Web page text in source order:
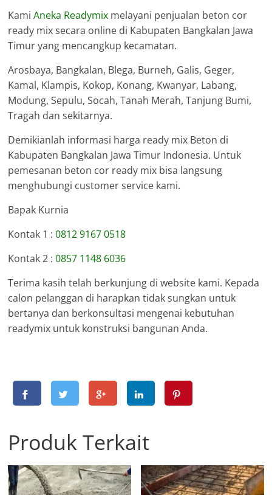
KamiAneka Readymix melayani penjualan beton cor
ready mix secara online di Kabupaten Bangkalan Jawa
Timur yang mencangkup kecamatan.
Arosbaya, Bangkalan, Blega, Burneh, Galis, Geger,
Kamal, Klampis, Kokop, Konang, Kwanyar, Labang,
Modung, Sepulu, Socah, Tanah Merah, Tanjung Bumi,
Tragah dan sekitarnya.
Demikianlah informasi harga ready mix Beton di
Kabupaten Bangkalan Jawa Timur Indonesia. Untuk
pemesanan beton cor ready mix bisa langsung
menghubungi customer service kami.
Bapak Kurnia
Kontak 1 :0812 9167 0518
Kontak 2 :0857 1148 6036
Terima kasih telah berkunjung di website kami. Kepada
calon pelanggan di harapkan tidak sungkan untuk
bertanya dan berkonsultasi mengenai kebutuhan
readymix untuk konstruksi bangunan Anda.
Produk Terkait